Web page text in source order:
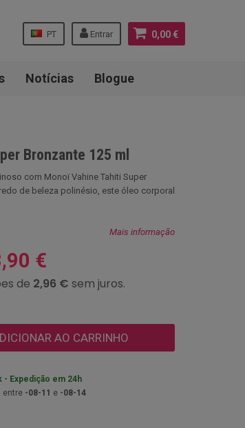
0,00 €
Entrar
PT
Notícias Blogue
Bronzante 125 ml
com Monoï Vahine Tahiti Super
de beleza polinésio, este óleo corporal
Mais informação
€
AO CARRINHO
- Expedição em 24h
entre -08-11 e -08-14